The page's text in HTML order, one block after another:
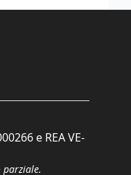
e REA VE-